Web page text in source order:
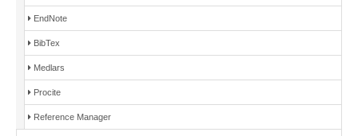
EndNote
BibTex
Medlars
Procite
Reference Manager